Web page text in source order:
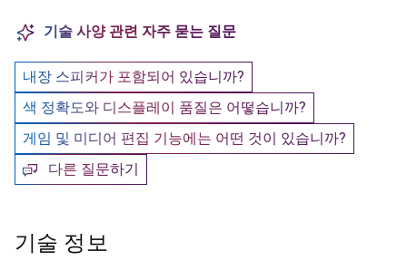
기술 사양 관련 자주 묻는 질문
내장 스피커가 포함되어 있습니까?
색 정확도와 디스플레이 품질은 어떻습니까?
게임 및 미디어 편집 기능에는 어떤 것이 있습니까?
다른 질문하기
기술 정보